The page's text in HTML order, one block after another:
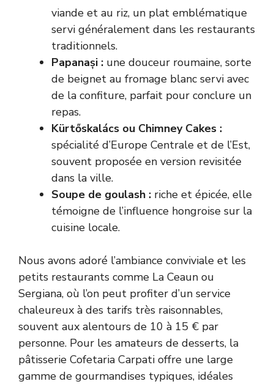
viande et au riz, un plat emblématique
servi généralement dans les restaurants
traditionnels.
Papanași : une douceur roumaine, sorte
de beignet au fromage blanc servi avec
de la confiture, parfait pour conclure un
repas.
Kürtőskalács ou Chimney Cakes :
spécialité d’Europe Centrale et de l’Est,
souvent proposée en version revisitée
dans la ville.
Soupe de goulash : riche et épicée, elle
témoigne de l’influence hongroise sur la
cuisine locale.
Nous avons adoré l’ambiance conviviale et les
petits restaurants comme La Ceaun ou
Sergiana, où l’on peut profiter d’un service
chaleureux à des tarifs très raisonnables,
souvent aux alentours de 10 à 15 € par
personne. Pour les amateurs de desserts, la
pâtisserie Cofetaria Carpati offre une large
gamme de gourmandises typiques, idéales